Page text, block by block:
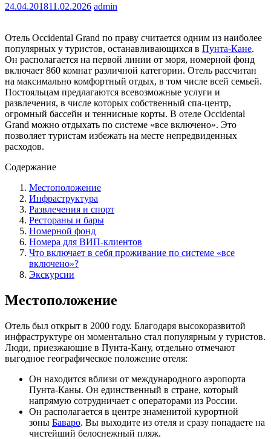
24.04.201811.02.2026 admin
Отель Occidental Grand по праву считается одним из наиболее
популярных у туристов, останавливающихся в Пунта-Кане.
Он располагается на первой линии от моря, номерной фонд
включает 860 комнат различной категории. Отель рассчитан
на максимально комфортный отдых, в том числе всей семьей.
Постояльцам предлагаются всевозможные услуги и
развлечения, в числе которых собственный спа-центр,
огромный бассейн и теннисные корты. В отеле Occidental
Grand можно отдыхать по системе «все включено». Это
позволяет туристам избежать на месте непредвиденных
расходов.
Содержание
Местоположение
Инфраструктура
Развлечения и спорт
Рестораны и бары
Номерной фонд
Номера для ВИП-клиентов
Что включает в себя проживание по системе «все
включено»?
Экскурсии
Местоположение
Отель был открыт в 2000 году. Благодаря высокоразвитой
инфраструктуре он моментально стал популярным у туристов.
Люди, приезжающие в Пунта-Кану, отдельно отмечают
выгодное географическое положение отеля:
Он находится вблизи от международного аэропорта
Пунта-Каны. Он единственный в стране, который
напрямую сотрудничает с операторами из России.
Он располагается в центре знаменитой курортной
зоны Баваро. Вы выходите из отеля и сразу попадаете на
чистейший белоснежный пляж.